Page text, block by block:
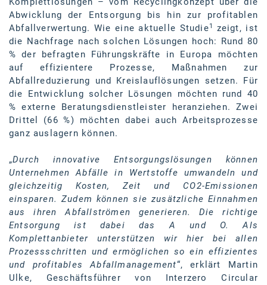
Kontakt
Abwicklung der Entsorgung bis hin zur profitablen
Abfallverwertung. Wie eine aktuelle Studie1 zeigt, ist
die Nachfrage nach solchen Lösungen hoch: Rund 80
% der befragten Führungskräfte in Europa möchten
auf effizientere Prozesse, Maßnahmen zur
Abfallreduzierung und Kreislauflösungen setzen. Für
die Entwicklung solcher Lösungen möchten rund 40
% externe Beratungsdienstleister heranziehen. Zwei
Drittel (66 %) möchten dabei auch Arbeitsprozesse
ganz auslagern können.
„Durch innovative Entsorgungslösungen können
Unternehmen Abfälle in Wertstoffe umwandeln und
gleichzeitig Kosten, Zeit und CO2-Emissionen
einsparen. Zudem können sie zusätzliche Einnahmen
aus ihren Abfallströmen generieren. Die richtige
Entsorgung ist dabei das A und O. Als
Komplettanbieter unterstützen wir hier bei allen
Prozessschritten und ermöglichen so ein effizientes
und profitables Abfallmanagement“, erklärt Martin
Ulke, Geschäftsführer von Interzero Circular